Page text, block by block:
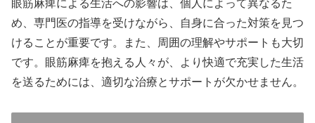
眼筋麻痺による生活への影響は、個人によって異なるた
め、専門医の指導を受けながら、自身に合った対策を見つ
けることが重要です。また、周囲の理解やサポートも大切
です。眼筋麻痺を抱える人々が、より快適で充実した生活
を送るためには、適切な治療とサポートが欠かせません。